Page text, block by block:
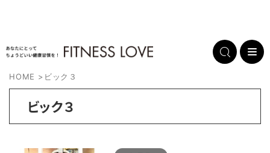
HOME > ビック３
ビック３